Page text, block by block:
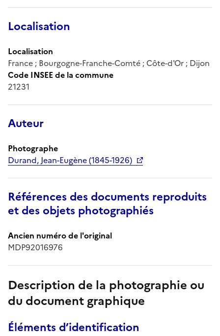
Localisation
Localisation
France ; Bourgogne-Franche-Comté ; Côte-d'Or ; Dijon
Code INSEE de la commune
21231
Auteur
Photographe
Durand, Jean-Eugène (1845-1926)
Références des documents reproduits
et des objets photographiés
Ancien numéro de l'original
MDP92016976
Description de la photographie ou
du document graphique
Éléments d’identification